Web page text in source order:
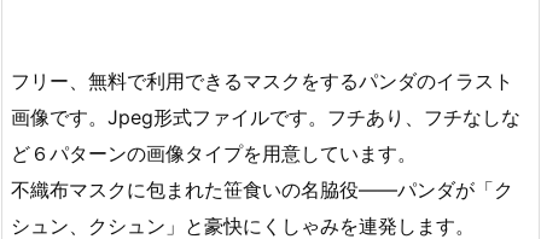
フリー、無料で利用できるマスクをするパンダのイラスト
画像です。Jpeg形式ファイルです。フチあり、フチなしな
ど６パターンの画像タイプを用意しています。
不織布マスクに包まれた笹食いの名脇役――パンダが「ク
シュン、クシュン」と豪快にくしゃみを連発します。